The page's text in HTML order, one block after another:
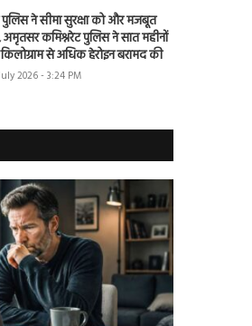
ने सीमा सुरक्षा को और मजबूत
अमृतसर कमिश्नरेट पुलिस ने सात महीनों
से अधिक हेरोइन बरामद की
2026 - 3:24 PM